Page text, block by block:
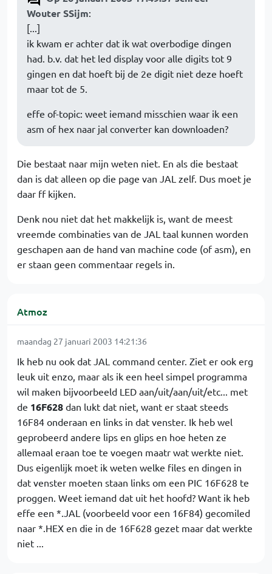
Wouter SSijm:
[...]
ik kwam er achter dat ik wat overbodige dingen
had. b.v. dat het led display voor alle digits tot 9
gingen en dat hoeft bij de 2e digit niet deze hoeft
maar tot de 5.
effe of-topic: weet iemand misschien waar ik een
asm of hex naar jal converter kan downloaden?
Die bestaat naar mijn weten niet. En als die bestaat
dan is dat alleen op die page van JAL zelf. Dus moet je
daar ff kijken.
Denk nou niet dat het makkelijk is, want de meest
vreemde combinaties van de JAL taal kunnen worden
geschapen aan de hand van machine code (of asm), en
er staan geen commentaar regels in.
Atmoz
maandag 27 januari 2003 14:21:36
Ik heb nu ook dat JAL command center. Ziet er ook erg
leuk uit enzo, maar als ik een heel simpel programma
wil maken bijvoorbeeld LED aan/uit/aan/uit/etc... met
de 16F628 dan lukt dat niet, want er staat steeds
16F84 onderaan en links in dat venster. Ik heb wel
geprobeerd andere lips en glips en hoe heten ze
allemaal eraan toe te voegen maatr wat werkte niet.
Dus eigenlijk moet ik weten welke files en dingen in
dat venster moeten staan links om een PIC 16F628 te
proggen. Weet iemand dat uit het hoofd? Want ik heb
effe een *.JAL (voorbeeld voor een 16F84) gecomiled
naar *.HEX en die in de 16F628 gezet maar dat werkte
niet ...